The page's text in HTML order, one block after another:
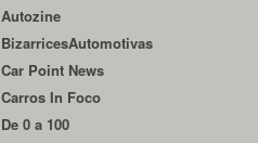
Autozine
BizarricesAutomotivas
Car Point News
Carros In Foco
De 0 a 100